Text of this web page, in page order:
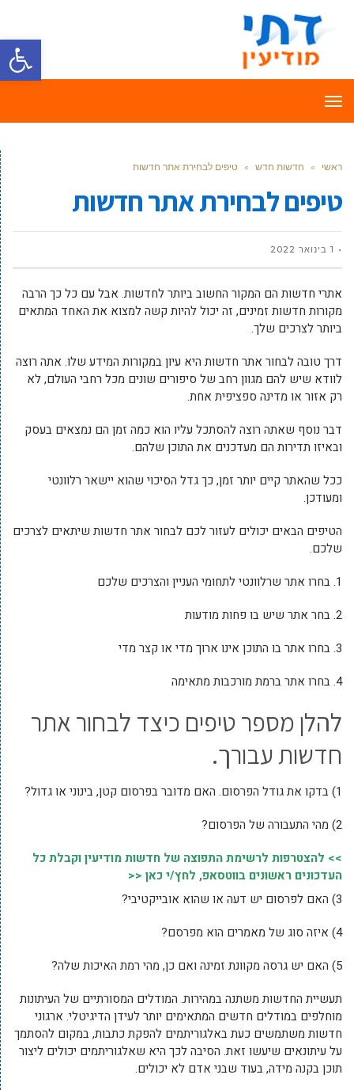
פתח
תפריט
ראשי » חדשות חדש » טיפים לבחירת אתר חדשות
טיפים לבחירת אתר חדשות
1 בינואר 2022
אתרי חדשות הם המקור החשוב ביותר לחדשות. אבל עם כל כך הרבה
מקורות חדשות זמינים, זה יכול להיות קשה למצוא את האחד המתאים
ביותר לצרכים שלך.
דרך טובה לבחור אתר חדשות היא עיון במקורות המידע שלו. אתה רוצה
לוודא שיש להם מגוון רחב של סיפורים שונים מכל רחבי העולם, לא
רק אזור או מדינה ספציפית אחת.
דבר נוסף שאתה רוצה להסתכל עליו הוא כמה זמן הם נמצאים בעסק
ובאיזו תדירות הם מעדכנים את התוכן שלהם.
ככל שהאתר קיים יותר זמן, כך גדל הסיכוי שהוא יישאר רלוונטי
ומעודכן.
הטיפים הבאים יכולים לעזור לכם לבחור אתר חדשות שיתאים לצרכים
שלכם.
1. בחרו אתר שרלוונטי לתחומי העניין והצרכים שלכם
2. בחר אתר שיש בו פחות מודעות
3. בחרו אתר בו התוכן אינו ארוך מדי או קצר מדי
4. בחרו אתר ברמת מורכבות מתאימה
להלן מספר טיפים כיצד לבחור אתר
חדשות עבורך.
1) בדקו את גודל הפרסום. האם מדובר בפרסום קטן, בינוני או גדול?
2) מהי התעבורה של הפרסום?
>> להצטרפות לרשימת התפוצה של חדשות מודיעין וקבלת כל
העדכונים ראשונים בווטסאפ, לחץ/י כאן <<
3) האם לפרסום יש דעה או שהוא אובייקטיבי?
4) איזה סוג של מאמרים הוא מפרסם?
5) האם יש גרסה מקוונת זמינה ואם כן, מהי רמת האיכות שלה?
תעשיית החדשות משתנה במהירות. המודלים המסורתיים של העיתונות
מוחלפים במודלים חדשים המתאימים יותר לעידן הדיגיטלי. ארגוני
חדשות משתמשים כעת באלגוריתמים להפקת כתבות, במקום להסתמך
על עיתונאים שיעשו זאת. הסיבה לכך היא שאלגוריתמים יכולים ליצור
תוכן בקנה מידה, בעוד שבני אדם לא יכולים.